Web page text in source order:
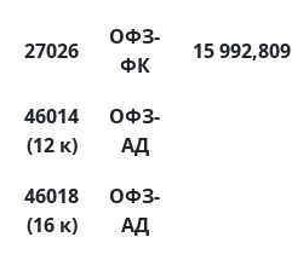
27026
ОФЗ-
ФК
15 992,809
46014
(12 к)
ОФЗ-
АД
46018
(16 к)
ОФЗ-
АД